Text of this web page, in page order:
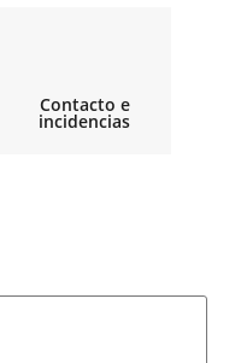
Contacto e
incidencias